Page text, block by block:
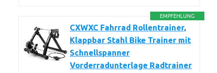
EMPFEHLUNG
CXWXC Fahrrad Rollentrainer,
Klappbar Stahl Bike Trainer mit
Schnellspanner
Vorderradunterlage Radtrainer